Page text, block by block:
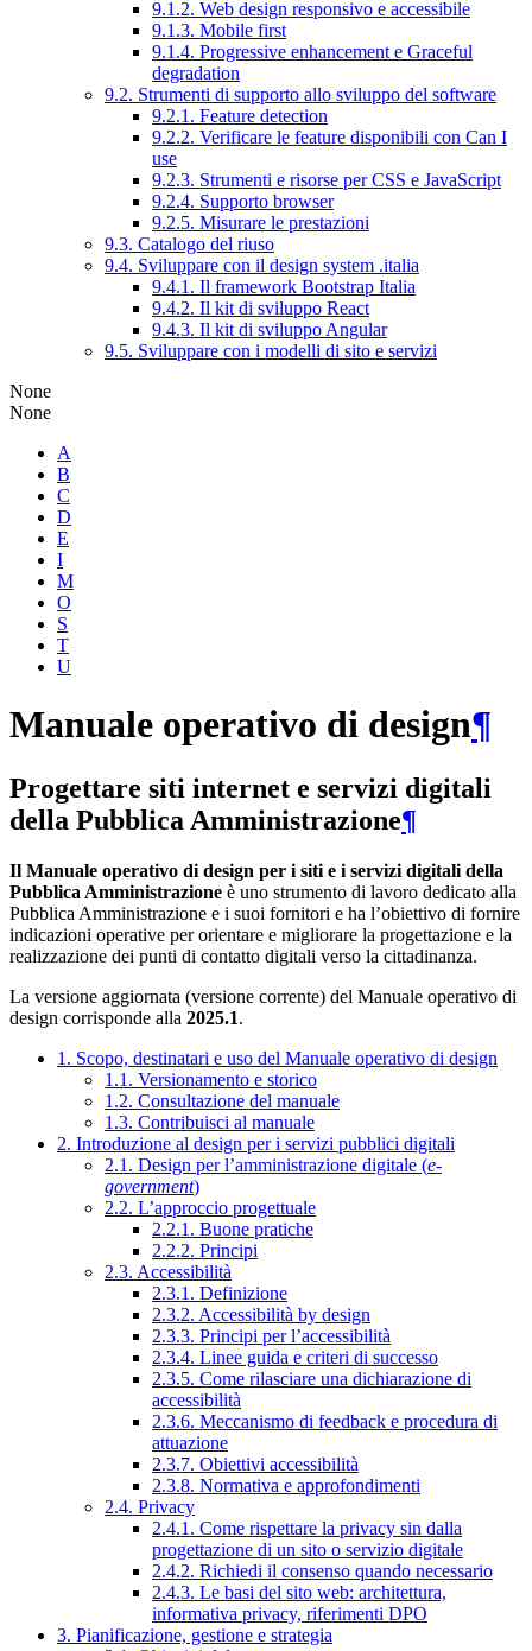
9.1.2. Web design responsivo e accessibile
9.1.3. Mobile first
9.1.4. Progressive enhancement e Graceful
degradation
9.2. Strumenti di supporto allo sviluppo del software
9.2.1. Feature detection
9.2.2. Verificare le feature disponibili con Can I
use
9.2.3. Strumenti e risorse per CSS e JavaScript
9.2.4. Supporto browser
9.2.5. Misurare le prestazioni
9.3. Catalogo del riuso
9.4. Sviluppare con il design system .italia
9.4.1. Il framework Bootstrap Italia
9.4.2. Il kit di sviluppo React
9.4.3. Il kit di sviluppo Angular
9.5. Sviluppare con i modelli di sito e servizi
None
None
A
B
C
D
E
I
M
O
S
T
U
Manuale operativo di design¶
Progettare siti internet e servizi digitali
della Pubblica Amministrazione¶
Il Manuale operativo di design per i siti e i servizi digitali della
Pubblica Amministrazione è uno strumento di lavoro dedicato alla
Pubblica Amministrazione e i suoi fornitori e ha l’obiettivo di fornire
indicazioni operative per orientare e migliorare la progettazione e la
realizzazione dei punti di contatto digitali verso la cittadinanza.
La versione aggiornata (versione corrente) del Manuale operativo di
design corrisponde alla 2025.1.
1. Scopo, destinatari e uso del Manuale operativo di design
1.1. Versionamento e storico
1.2. Consultazione del manuale
1.3. Contribuisci al manuale
2. Introduzione al design per i servizi pubblici digitali
2.1. Design per l’amministrazione digitale (e-
government)
2.2. L’approccio progettuale
2.2.1. Buone pratiche
2.2.2. Principi
2.3. Accessibilità
2.3.1. Definizione
2.3.2. Accessibilità by design
2.3.3. Principi per l’accessibilità
2.3.4. Linee guida e criteri di successo
2.3.5. Come rilasciare una dichiarazione di
accessibilità
2.3.6. Meccanismo di feedback e procedura di
attuazione
2.3.7. Obiettivi accessibilità
2.3.8. Normativa e approfondimenti
2.4. Privacy
2.4.1. Come rispettare la privacy sin dalla
progettazione di un sito o servizio digitale
2.4.2. Richiedi il consenso quando necessario
2.4.3. Le basi del sito web: architettura,
informativa privacy, riferimenti DPO
3. Pianificazione, gestione e strategia